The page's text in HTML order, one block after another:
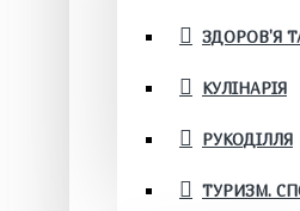
ЗДОРОВ'Я
КУЛІНАРІЯ
РУКОДІЛЛЯ
ТУРИЗМ.